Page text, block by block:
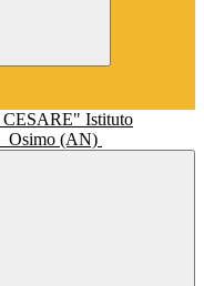
Istituto
Osimo (AN)